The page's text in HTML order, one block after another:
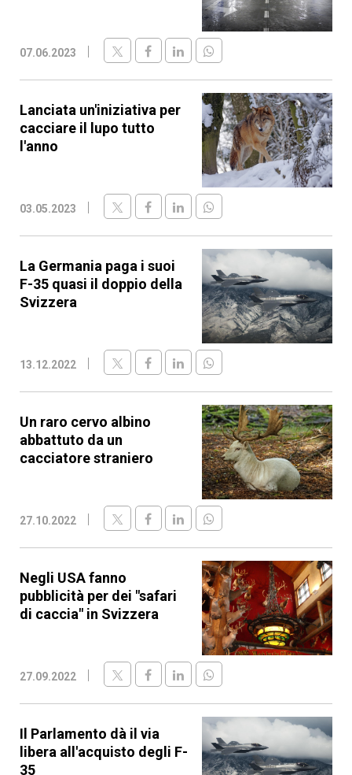
07.06.2023
Lanciata un'iniziativa per
cacciare il lupo tutto
l'anno
03.05.2023
La Germania paga i suoi
F-35 quasi il doppio della
Svizzera
13.12.2022
Un raro cervo albino
abbattuto da un
cacciatore straniero
27.10.2022
Negli USA fanno
pubblicità per dei "safari
di caccia" in Svizzera
27.09.2022
Il Parlamento dà il via
libera all'acquisto degli F-
35